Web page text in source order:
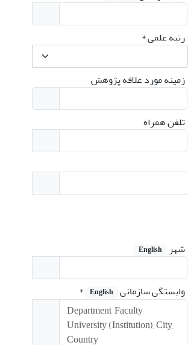
رتبه علمی*
زمینه مورد علاقه پژوهش
تلفن همراه
شهر English
وابستگی سازمانی English
*